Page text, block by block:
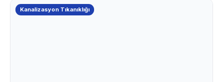
Kanalizasyon Tıkanıklığı